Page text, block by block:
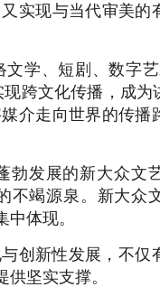
实现与当代审美的
学、短剧、数字
跨文化传播，成为
介走向世界的传播
勃发展的新大众文
不竭源泉。新大众
中体现。
创新性发展，不仅
供坚实支撑。